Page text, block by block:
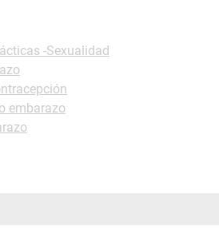
-Sexualidad
embarazo